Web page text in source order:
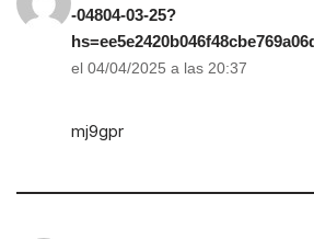
-04804-03-25?
el 04/04/2025 a las 20:37
mj9gpr